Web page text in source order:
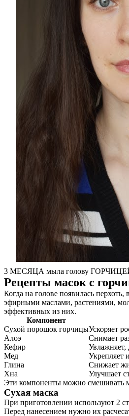
О нас
Услуги
Акции
Отзывы
Статьи
3 МЕСЯЦА мыла голову
Рецепты масок с
Когда на голове появилась
эфирными маслами, растениями,
эффективных из них.
Компонент
Сухой порошок горчицыУскоряет
Алоэ
Снимает
Кефир
Увлажняет,
Мед
Укрепляет
Глина
Снижает
Хна
Улучшает
Эти компоненты можно смешивать
Сухая маска
При приготовлении используют 2
Перед нанесением нужно их